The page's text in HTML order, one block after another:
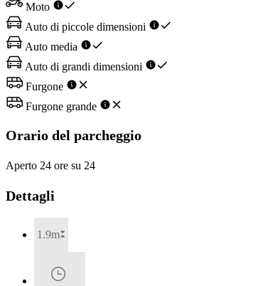
Moto
Auto di piccole dimensioni
Auto media
Auto di grandi dimensioni
Furgone
Furgone grande
Orario del parcheggio
Aperto 24 ore su 24
Dettagli
1.9m